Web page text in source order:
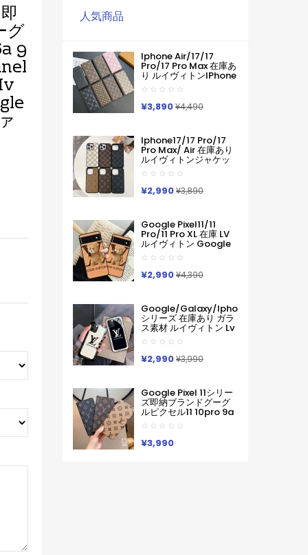
グ
9
人気商品
Iphone Air/17/17
Pro/17 Pro Max 在庫あ
り ルイヴィトンiPhone
Air 17pro Max 16 15
Pro Maxケース手帳型
ブランドグッチカード
入れ IPhone17 16 15 14
Iphone11 12 13 14 手帳
型ケース メンズ本革製
スマホケース アイフォ
ン15 14 13 Pro Max 手
帳 携帯ケース
¥3,890¥4,490
Iphone17/17 Pro/17
Pro Max/ Air 在庫あり
ルイヴィトンジャケッ
ト型モノグラムダミエ
アイホンケース17 16 15
14 Pro Max 15 Plus 激
安革製メンズレディー
Max 16 15 Pro Maxケー
スカバー
¥2,990¥3,890
Google Pixel11/11
Pro/11 Pro XL 在庫 LV
ルイヴィトン Google
Pixel 11 10 Pro 9a 6 7a
8 9pro Iphone 16 17
Pro Max Galaxy S26
ケースハイブランド フ
番プリント ルイヴィト
ンGooglePixel6 Pixel7
Pixel8 9グーグ熊柄ル
ピクセル スマホケース
軽い 薄い ハードケース
Pixelなど全機種対応
¥2,990¥4,390
Google/galaxy/iphone
シリーズ 在庫あり ガラ
ス素材 ルイヴィトン Lv
Google Pixel 10a 10
Pro Xl 9a 8 7 Galaxy
A36 S26 Ultra S25 ア
イフォン17 Pro Max 16
ースサムソン ギャラク
シー S26 S25s24 S23
Ultraケース ルイヴィト
ン Lv ブランド レディー
ス男性女性 Google
¥2,990¥3,990
Google Pixel 11シリー
ズ即納ブランドグーグ
ルピクセル11 10pro 9a
8 Pro 7a 9proXL 手帳
型GalaxyS25 S26 S24
A55 A54 A53 アイフォ
ン16 15 18 17ケースルイ
¥3,990